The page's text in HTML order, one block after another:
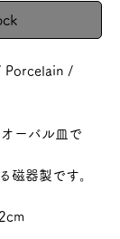
Porcelain /
ーバル皿で
磁器製です。